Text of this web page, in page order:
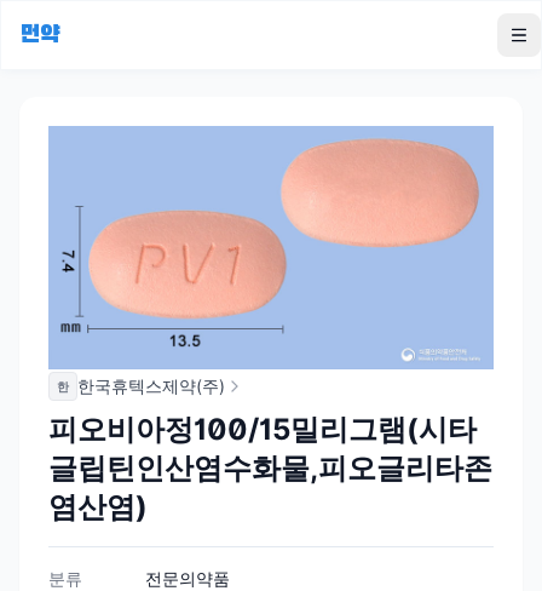
먼약
한 한국휴텍스제약(주)
피오비아정100/15밀리그램(시타
글립틴인산염수화물,피오글리타존
염산염)
분류
전문의약품